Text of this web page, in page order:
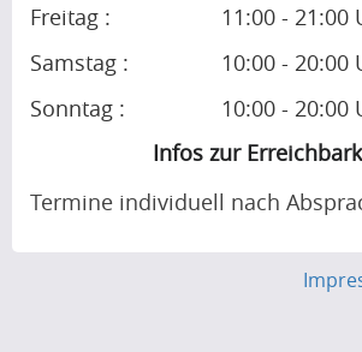
Freitag :
11:00 - 21:00
Samstag :
10:00 - 20:00
Sonntag :
10:00 - 20:00
Infos zur
Termine individuell nach